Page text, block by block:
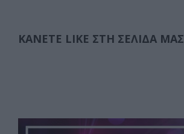
ΚΆΝΕΤΕ LIKE ΣΤΗ ΣΕΛΊΔΑ ΜΑΣ